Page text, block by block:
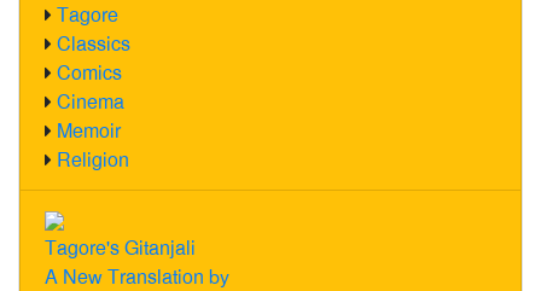
Tagore
Classics
Comics
Cinema
Memoir
Religion
Tagore's Gitanjali
A New Translation by